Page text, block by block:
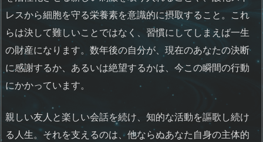
レスから細胞を守る栄養素を意識的に摂取すること。これ
らは決して難しいことではなく、習慣にしてしまえば一生
の財産になります。数年後の自分が、現在のあなたの決断
に感謝するか、あるいは絶望するかは、今この瞬間の行動
にかかっています。
親しい友人と楽しい会話を続け、知的な活動を謳歌し続け
る人生。それを支えるのは、他ならぬあなた自身の主体的